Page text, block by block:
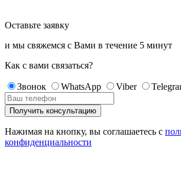
Оставьте заявку
и мы свяжемся с Вами в течение 5 минут
Как с вами связаться?
Звонок WhatsApp Viber
Нажимая на кнопку, вы соглашаетесь с
конфиденциальности